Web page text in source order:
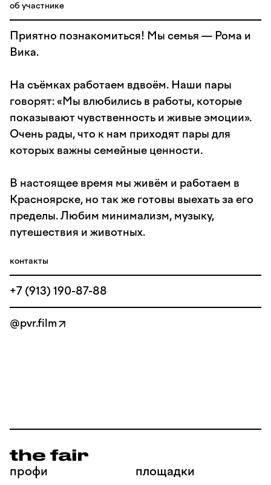
об участнике
Приятно познакомиться! Мы семья — Рома и
Вика.
На съёмках работаем вдвоём. Наши пары
говорят: «Мы влюбились в работы, которые
показывают чувственность и живые эмоции».
Очень рады, что к нам приходят пары для
которых важны семейные ценности.
В настоящее время мы живём и работаем в
Красноярске, но так же готовы выехать за его
пределы. Любим минимализм, музыку,
путешествия и животных.
контакты
+7 (913) 190-87-88
@pvr.film
профи площадки